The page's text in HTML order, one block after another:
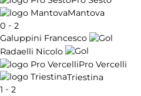
Mantova
0 - 2
Galuppini Francesco
Radaelli Nicolo
Pro Vercelli
Triestina
1 - 2